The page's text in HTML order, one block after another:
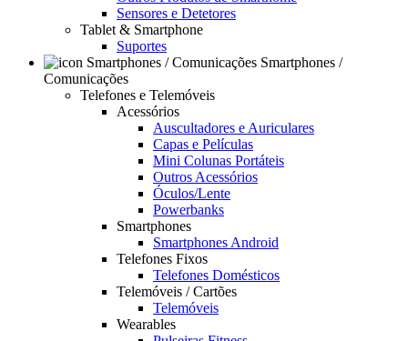
Sensores e Detetores
Tablet & Smartphone
Suportes
Smartphones /
Comunicações
Telefones e Telemóveis
Acessórios
Auscultadores e Auriculares
Capas e Películas
Mini Colunas Portáteis
Outros Acessórios
Óculos/Lente
Powerbanks
Smartphones
Smartphones Android
Telefones Fixos
Telefones Domésticos
Telemóveis / Cartões
Telemóveis
Wearables